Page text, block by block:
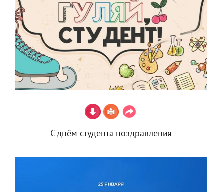
С днём студента поздравления